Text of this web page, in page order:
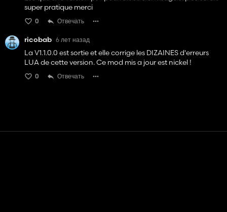
super pratique merci
0 Отвечать
ricobab 6 лет назад
La V1.1.0.0 est sortie et elle corrige les DIZAINES d'erreurs
LUA de cette version. Ce mod mis a jour est nickel !
0 Отвечать